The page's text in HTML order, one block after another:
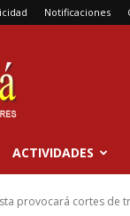
Notificaciones
ACTIVIDADES
provocará cortes de